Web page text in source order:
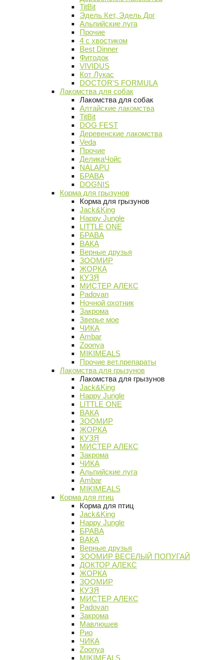
TitBit
Эдель Кет, Эдель Дог
Альпийские луга
Прочие
4 с хвостиком
Best Dinner
Фитодок
VIVIDUS
Кот Лукас
DOCTOR'S FORMULA
Лакомства для собак
Лакомства для собак
Алтайские лакомства
TitBit
DOG FEST
Деревенские лакомства
Veda
Прочие
ДеликаЧойс
NALAPU
БРАВА
DOGNIS
Корма для грызунов
Корма для грызунов
Jack&King
Happy Jungle
LITTLE ONE
БРАВА
ВАКА
Верные друзья
ЗООМИР
ЖОРКА
КУЗЯ
МИСТЕР АЛЕКС
Padovan
Ночной охотник
Закрома
Зверье мое
ЧИКА
Ambar
Zoonya
MIKIMEALS
Прочие вет.препараты
Лакомства для грызунов
Лакомства для грызунов
Jack&King
Happy Jungle
LITTLE ONE
ВАКА
ЗООМИР
ЖОРКА
КУЗЯ
МИСТЕР АЛЕКС
Закрома
ЧИКА
Альпийские луга
Ambar
MIKIMEALS
Корма для птиц
Корма для птиц
Jack&King
Happy Jungle
БРАВА
ВАКА
Верные друзья
ЗООМИР ВЕСЕЛЫЙ ПОПУГАЙ
ДОКТОР АЛЕКС
ЖОРКА
ЗООМИР
КУЗЯ
МИСТЕР АЛЕКС
Padovan
Закрома
Мавлюшев
Рио
ЧИКА
Zoonya
MIKIMEALS